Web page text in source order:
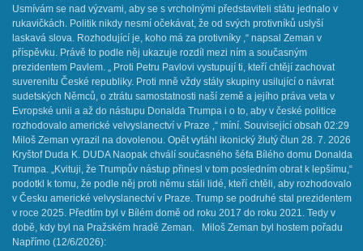
Usmívám se nad výzvami, aby se s vrcholnými představiteli státu jednalo v
rukavičkách. Politik nikdy nesmí očekávat, že od svých protivníků uslyší
laskavá slova. Rozhodující je, koho má za protivníky ,“ napsal Zeman v
příspěvku. Právě to podle něj ukazuje rozdíl mezi ním a současným
prezidentem Pavlem. „ Proti Petru Pavlovi vystupují ti, kteří chtějí zachovat
suverenitu České republiky. Proti mně vždy stály skupiny usilující o návrat
sudetských Němců, o ztrátu samostatnosti naší země a jejího práva veta v
Evropské unii a až do nástupu Donalda Trumpa i o to, aby v české politice
rozhodovalo americké velvyslanectví v Praze ,“ míní. Související obsah 02:29
Miloš Zeman vyrazil na dovolenou. Opět vytáhl ikonický žlutý člun 28. 7. 2026
Kryštof Duda K. DUDA Naopak chválí současného šéfa Bílého domu Donalda
Trumpa. „Kvituji, že Trumpův nástup přinesl v tom posledním obrat k lepšímu,“
podotkl k tomu, že podle něj proti němu stáli lidé, kteří chtěli, aby rozhodovalo
v Česku americké velvyslanectví v Praze. Trump se podruhé stal prezidentem
v roce 2025. Předtím byl v Bílém domě od roku 2017 do roku 2021. Tedy v
době, kdy byl na Pražském hradě Zeman. Miloš Zeman byl hostem pořadu
Napřímo (12/6/2026): ​